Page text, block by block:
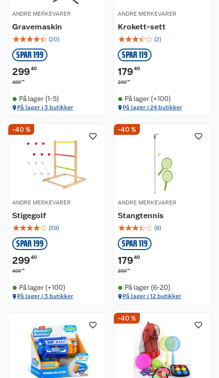
ANDRE MERKEVARER
Gravemaskin
☆☆☆☆☆ (20)
SPAR 199
29940
49900
På lager (1-5)
På lager i 3 butikker
ANDRE MERKEVARER
Krokett-sett
☆☆☆☆☆ (2)
SPAR 119
17940
29900
På lager (+100)
På lager i 24 butikker
-40 %
ANDRE MERKEVARER
Stigegolf
☆☆☆☆☆ (59)
SPAR 199
29940
49900
På lager (+100)
På lager i 3 butikker
-40 %
ANDRE MERKEVARER
Stangtennis
☆☆☆☆☆ (8)
SPAR 119
17940
29900
På lager (6-20)
På lager i 12 butikker
-40 %